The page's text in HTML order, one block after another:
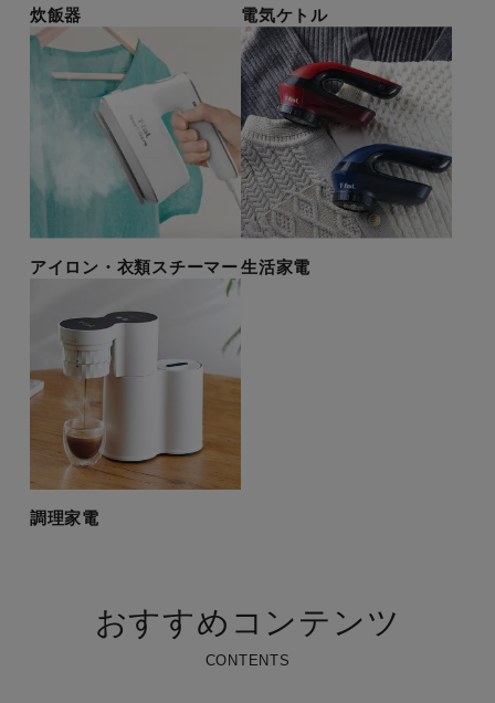
炊飯器 電気ケトル
アイロン・衣類スチーマー生活家電
調理家電
おすすめコンテンツ
CONTENTS